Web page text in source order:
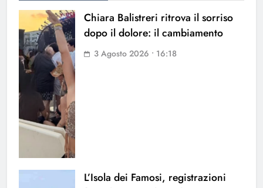
Chiara Balistreri ritrova il sorriso
dopo il dolore: il cambiamento
3 Agosto 2026 • 16:18
L’Isola dei Famosi, registrazioni